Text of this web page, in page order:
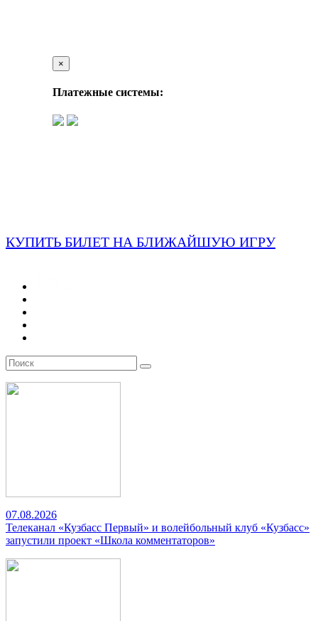
×
Платежные системы:
КУПИТЬ БИЛЕТ НА БЛИЖАЙШУЮ ИГРУ
07.08.2026
Телеканал «Кузбасс Первый» и волейбольный клуб «Кузбасс»
запустили проект «Школа комментаторов»